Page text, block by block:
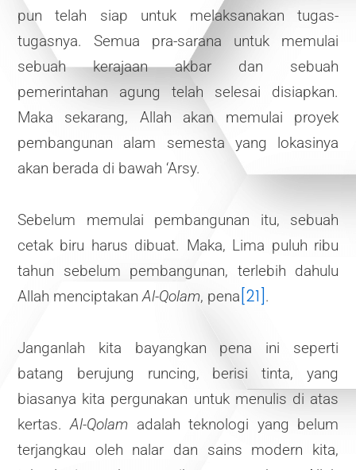
pun telah siap untuk melaksanakan tugas-
tugasnya. Semua pra-sarana untuk memulai
sebuah kerajaan akbar dan sebuah
pemerintahan agung telah selesai disiapkan.
Maka sekarang, Allah akan memulai proyek
pembangunan alam semesta yang lokasinya
akan berada di bawah ‘Arsy.
Sebelum memulai pembangunan itu, sebuah
cetak biru harus dibuat. Maka, Lima puluh ribu
tahun sebelum pembangunan, terlebih dahulu
Allah menciptakanAl-Qolam, pena [21] .
Janganlah kita bayangkan pena ini seperti
batang berujung runcing, berisi tinta, yang
biasanya kita pergunakan untuk menulis di atas
kertas.Al-Qolam adalah teknologi yang belum
terjangkau oleh nalar dan sains modern kita,